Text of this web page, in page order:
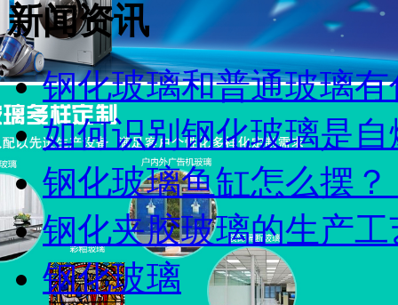
新闻资讯
钢化玻璃和普通玻璃有
如何识别钢化玻璃是自
钢化玻璃鱼缸怎么摆？
钢化夹胶玻璃的生产工
钢化玻璃